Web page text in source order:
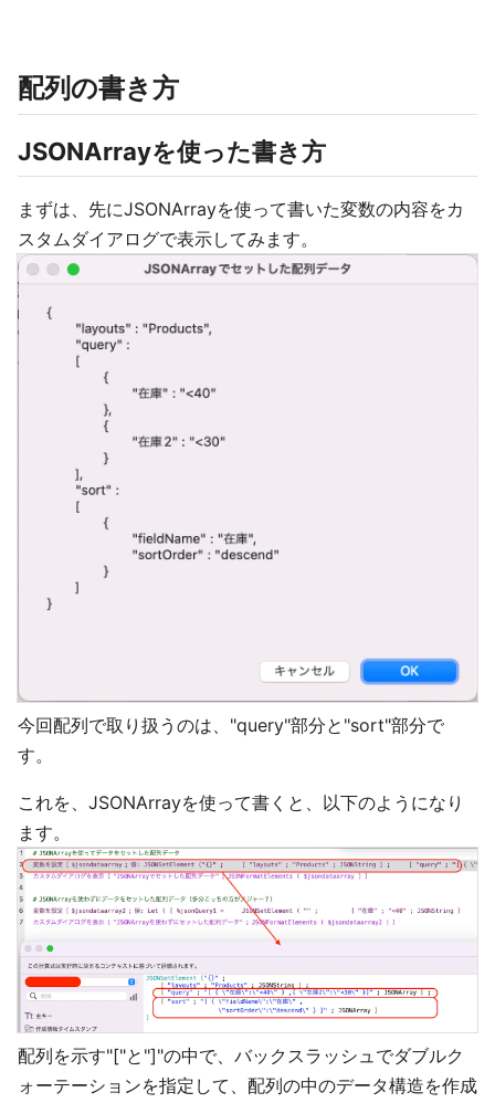
配列の書き方
JSONArrayを使った書き方
まずは、先にJSONArrayを使って書いた変数の内容をカ
スタムダイアログで表示してみます。
今回配列で取り扱うのは、"query"部分と"sort"部分で
す。
これを、JSONArrayを使って書くと、以下のようになり
ます。
配列を示す"["と"]"の中で、バックスラッシュでダブルク
ォーテーションを指定して、配列の中のデータ構造を作成